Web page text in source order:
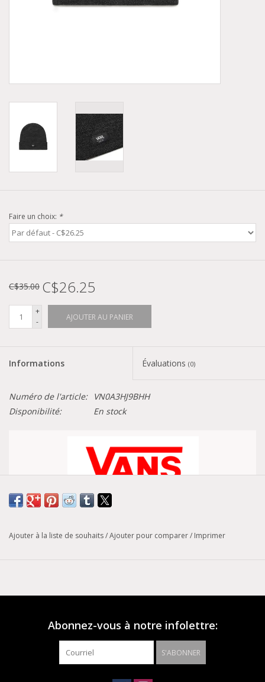
Faire un choix: *
C$35.00 C$26.25
+
-
AJOUTER AU PANIER
Informations Évaluations (0)
Numéro de l'article:
VN0A3HJ9BHH
Disponibilité:
En stock
Protégeant des éléments tout en préservant le style classique
95 % acrylique, 4 % nylon et 1 % élasthane
Membrane résistant aux intempéries
Style à bord replié
Ajouter à la liste de souhaits/Ajouter pour comparer/ Imprimer
Abonnez-vous à notre infolettre:
S'ABONNER